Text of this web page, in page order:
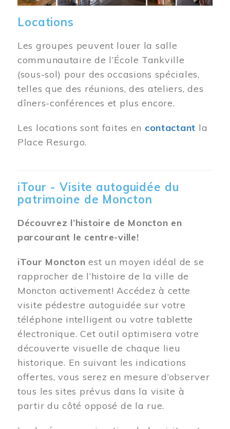
Locations
Les groupes peuvent louer la salle
communautaire de l’École Tankville
(sous-sol) pour des occasions spéciales,
telles que des réunions, des ateliers, des
dîners-conférences et plus encore.
Les locations sont faites en contactant la
Place Resurgo.
iTour - Visite autoguidée du
patrimoine de Moncton
Découvrez l’histoire de Moncton en
parcourant le centre-ville!
iTour Moncton est un moyen idéal de se
rapprocher de l’histoire de la ville de
Moncton activement! Accédez à cette
visite pédestre autoguidée sur votre
téléphone intelligent ou votre tablette
électronique. Cet outil optimisera votre
découverte visuelle de chaque lieu
historique. En suivant les indications
offertes, vous serez en mesure d’observer
tous les sites prévus dans la visite à
partir du côté opposé de la rue.